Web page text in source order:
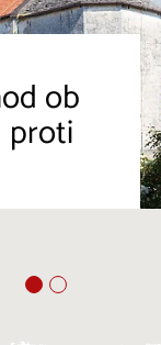
ob
proti